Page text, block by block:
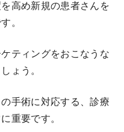
高め新規の患者さんを
。
ティングをおこなうな
ょう。
手術に対応する、診療
重要です。